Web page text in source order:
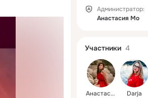
Администратор:
Анастасия Мо
Участники 4
Анастасия Darja